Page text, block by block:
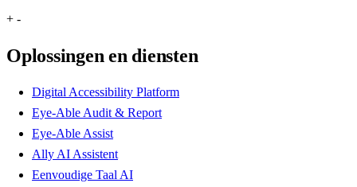
+ -
Oplossingen en diensten
Digital Accessibility Platform
Eye-Able Audit & Report
Eye-Able Assist
Ally AI Assistent
Eenvoudige Taal AI